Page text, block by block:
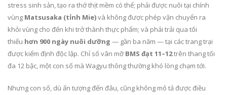
stress sinh sản, tạo ra thớ thịt mềm có thể; phải được nuôi tại chính
vùng Matsusaka (tỉnh Mie)và không được phép vận chuyển ra
khỏi vùng cho đến khi trở thành thực phẩm; và phải trải qua tối
thiểu hơn 900 ngày nuôi dưỡng — gần ba năm — tại các trang trại
được kiểm định độc lập. Chỉ số vân mỡ BMS đạt 11–12trên thang tối
đa 12 bậc, một con số mà Wagyu thông thường khó lòng chạm tới.
Nhưng con số, dù ấn tượng đến đâu, cũng không mô tả được điều